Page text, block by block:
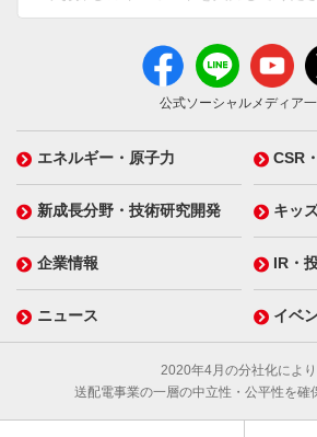
公式ソーシャルメディア
エネルギー・原子力 CSR
新成長分野・技術研究開発 キッ
企業情報 IR・
ニュース イベ
2020年4月の分社化により
送配電事業の一層の中立性・公平性を確